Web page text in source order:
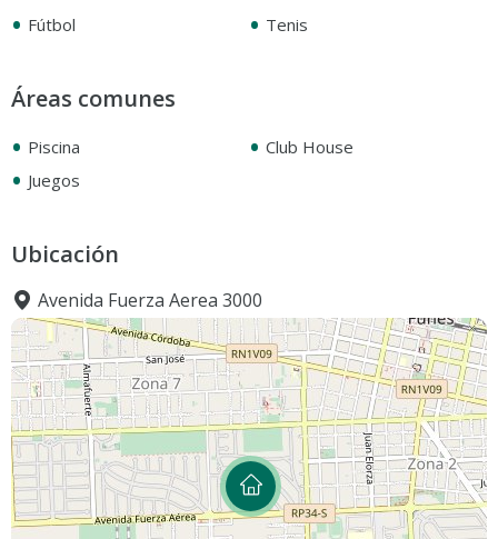
• Fútbol • Tenis
Áreas comunes
• Piscina • Club House
• Juegos
Ubicación
Avenida Fuerza Aerea 3000